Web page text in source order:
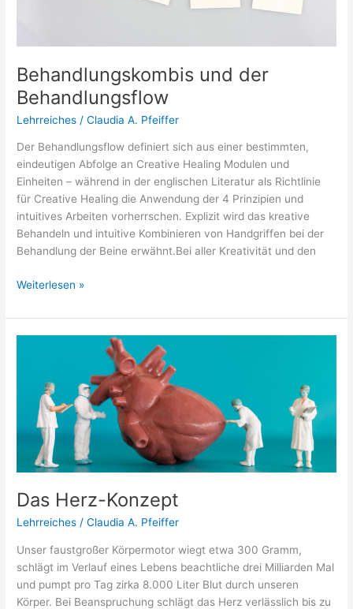
Behandlungskombis und der
Behandlungsflow
Lehrreiches /Claudia A. Pfeiffer
Der Behandlungsflow definiert sich aus einer bestimmten,
eindeutigen Abfolge an Creative Healing Modulen und
Einheiten – während in der englischen Literatur als Richtlinie
für Creative Healing die Anwendung der 4 Prinzipien und
intuitives Arbeiten vorherrschen. Explizit wird das kreative
Behandeln und intuitive Kombinieren von Handgriffen bei der
Behandlung der Beine erwähnt.Bei aller Kreativität und den
Weiterlesen »
Das Herz-Konzept
Lehrreiches /Claudia A. Pfeiffer
Unser faustgroßer Körpermotor wiegt etwa 300 Gramm,
schlägt im Verlauf eines Lebens beachtliche drei Milliarden Mal
und pumpt pro Tag zirka 8.000 Liter Blut durch unseren
Körper. Bei Beanspruchung schlägt das Herz verlässlich bis zu